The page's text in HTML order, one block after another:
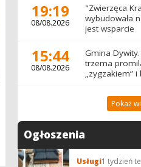
19:19
08/08.2026
"Zwierzęca
wybudowała
jest wsparcie
15:44
08/08.2026
Gmina
trzema
„zygzakiem”
Pokaż
Ogłoszenia
Usługi1 tydzień